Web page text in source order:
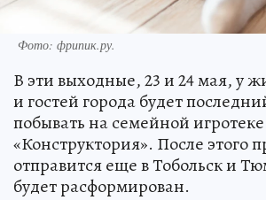
Фото: фрипик.ру.
В эти выходные, 23 и 24 мая, у
и гостей города будет
побывать на семейной игротеке
«Конструктория». После этого
отправится еще в Тобольск и
будет расформирован.